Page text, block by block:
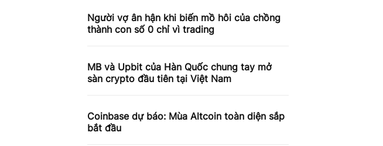
Người vợ ân hận khi biến mồ hôi của chồng
thành con số 0 chỉ vì trading
MB và Upbit của Hàn Quốc chung tay mở
sàn crypto đầu tiên tại Việt Nam
Coinbase dự báo: Mùa Altcoin toàn diện sắp
bắt đầu